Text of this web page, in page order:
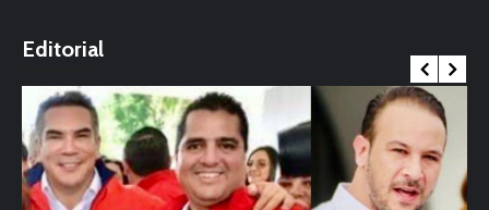
Editorial